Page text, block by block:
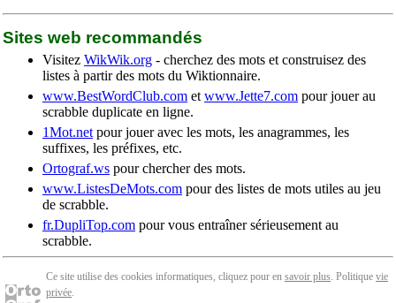
Sites web recommandés
Visitez WikWik.org - cherchez des mots et construisez des
listes à partir des mots du Wiktionnaire.
www.BestWordClub.com et www.Jette7.com pour jouer au
scrabble duplicate en ligne.
1Mot.net pour jouer avec les mots, les anagrammes, les
suffixes, les préfixes, etc.
Ortograf.ws pour chercher des mots.
www.ListesDeMots.com pour des listes de mots utiles au jeu
de scrabble.
fr.DupliTop.com pour vous entraîner sérieusement au
scrabble.
Ce site utilise des cookies informatiques, cliquez pour en savoir plus. Politique vie
privée.